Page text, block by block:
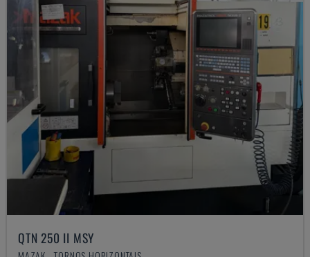
QTN 250 II MSY